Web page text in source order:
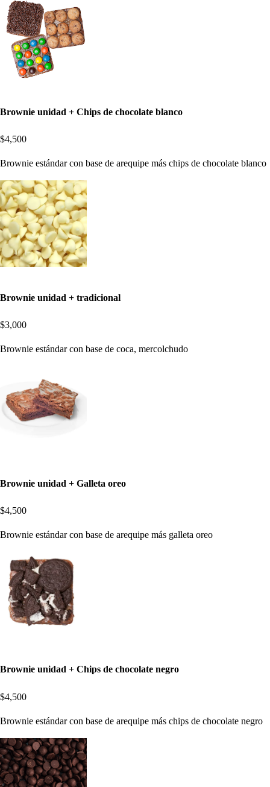
Brownie unidad + Chips de chocolate blanco
$4,500
Brownie estándar con base de arequipe más chips de chocolate blanco
Brownie unidad + tradicional
$3,000
Brownie estándar con base de coca, mercolchudo
Brownie unidad + Galleta oreo
$4,500
Brownie estándar con base de arequipe más galleta oreo
Brownie unidad + Chips de chocolate negro
$4,500
Brownie estándar con base de arequipe más chips de chocolate negro